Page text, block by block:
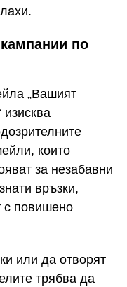
по
„Вашият
които
за незабавни
връзки,
с повишено
или да отворят
трябва да